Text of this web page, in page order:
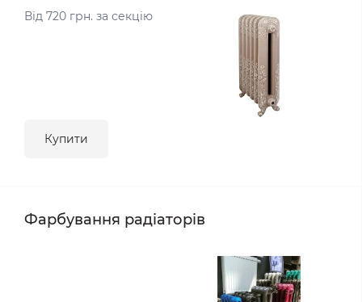
Від 720 грн. за секцію
Купити
Фарбування радіаторів